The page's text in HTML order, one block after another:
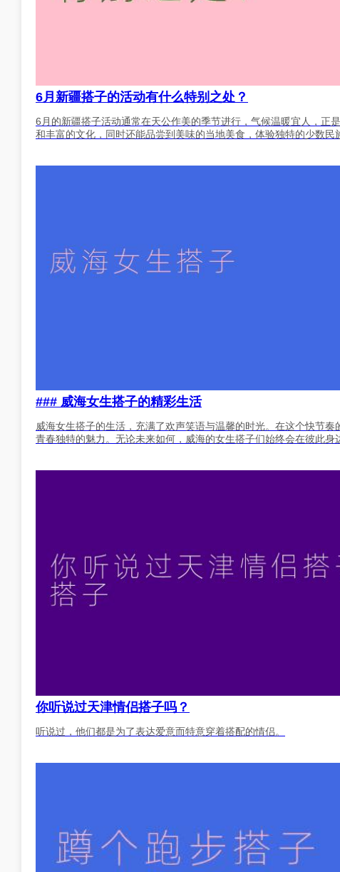
6月新疆搭子的活动有什么特别之处？
6月的新疆搭子活动通常在天公作美的季节进行，气候温暖宜人，正
和丰富的文化，同时还能品尝到美味的当地美食，体验独特的少数民
### 威海女生搭子的精彩生活
威海女生搭子的生活，充满了欢声笑语与温馨的时光。在这个快节
青春独特的魅力。无论未来如何，威海的女生搭子们始终会在彼此身
你听说过天津情侣搭子吗？
听说过，他们都是为了表达爱意而特意穿着搭配的情侣。